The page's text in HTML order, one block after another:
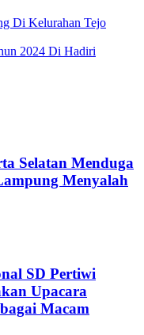
Di Kelurahan Tejo
2024 Di Hadiri
Selatan Menduga
Menyalah
SD Pertiwi
Upacara
Macam